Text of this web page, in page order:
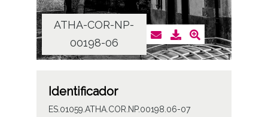
ATHA-COR-NP-
00198-06
Identificador
ES.01059.ATHA.COR.NP.00198.06-07